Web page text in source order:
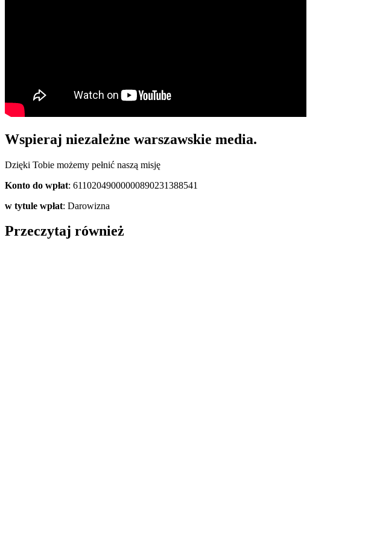
Wspieraj niezależne warszawskie media.
Dzięki Tobie możemy pełnić naszą misję
Konto do wpłat: 61102049000000890231388541
w tytule wpłat: Darowizna
Przeczytaj również